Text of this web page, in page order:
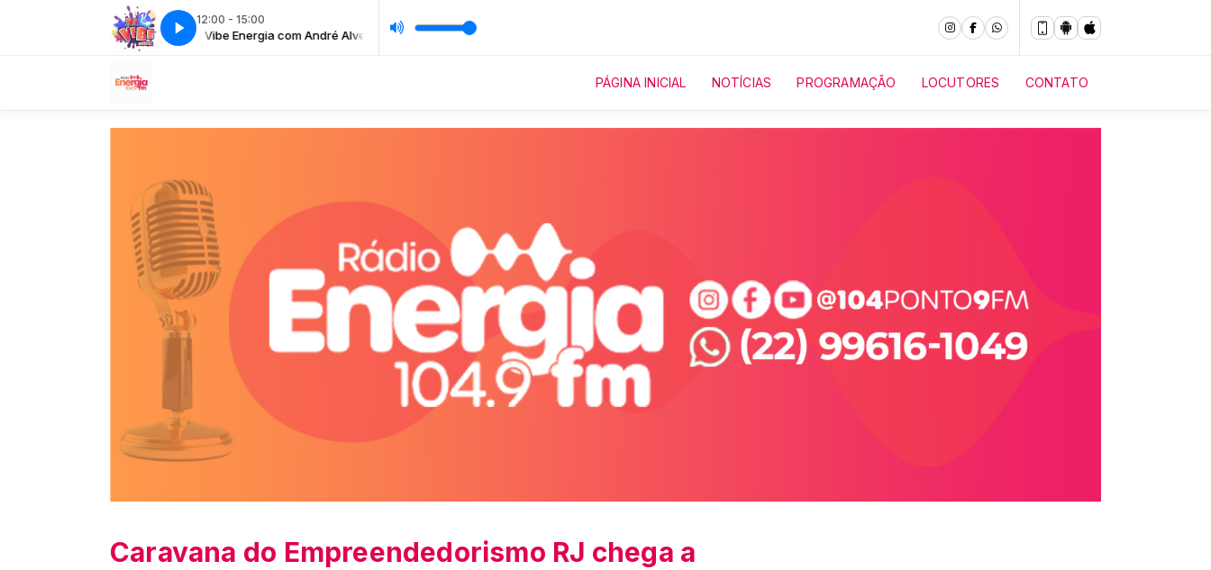
12:00 - 15:00
Energia com André Alves Na Vibe Energia com André Alves
PÁGINA INICIAL NOTÍCIAS PROGRAMAÇÃO LOCUTORES CONTATO
Caravana do Empreendedorismo RJ chega a